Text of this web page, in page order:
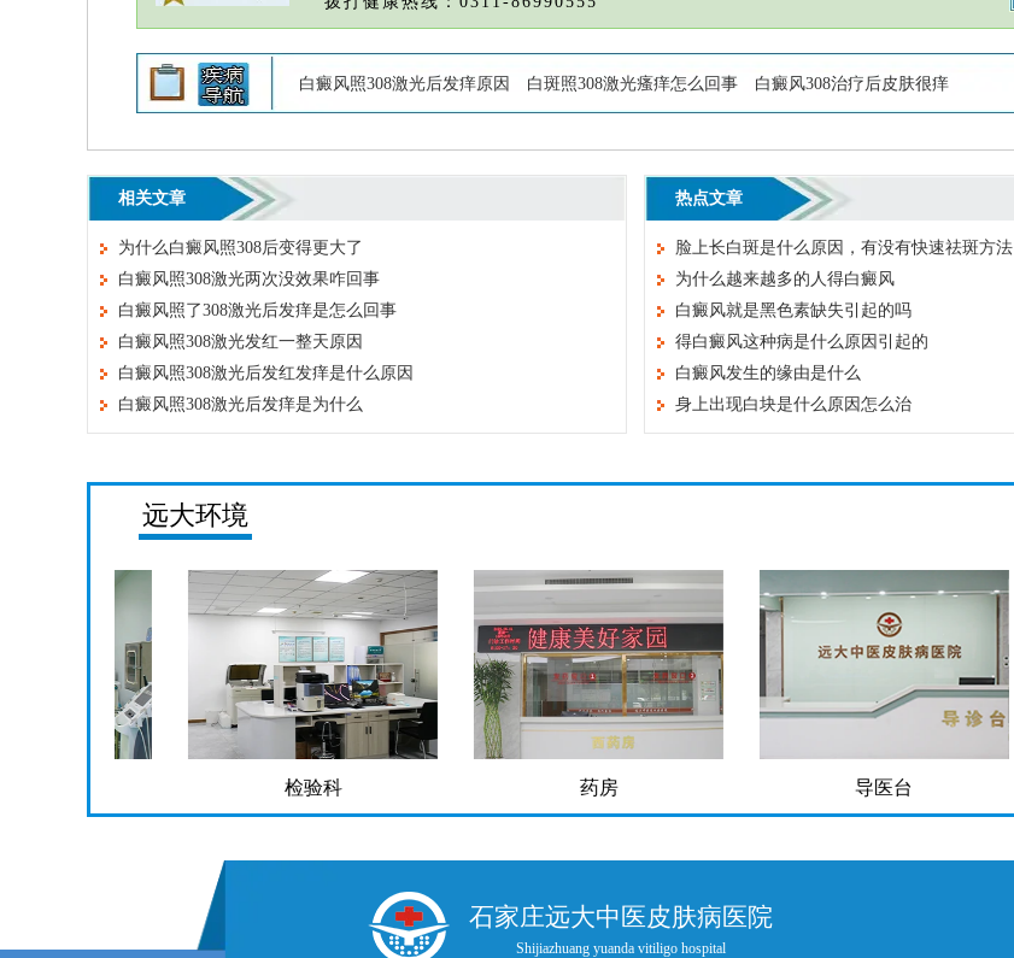
白癜风照308激光后发痒原因 白斑照308激光瘙痒怎么回事 白癜风308治疗后皮肤很痒
相关文章
为什么白癜风照308后变得更大了
白癜风照308激光两次没效果咋回事
白癜风照了308激光后发痒是怎么回事
白癜风照308激光发红一整天原因
白癜风照308激光后发红发痒是什么原因
白癜风照308激光后发痒是为什么
热点文章
脸上长白斑是什么原因，有没有快速祛斑方法
为什么越来越多的人得白癜风
白癜风就是黑色素缺失引起的吗
得白癜风这种病是什么原因引起的
白癜风发生的缘由是什么
身上出现白块是什么原因怎么治
远大环境
石家庄远大中医皮肤病医院
Shijiazhuang yuanda vitiligo hospital